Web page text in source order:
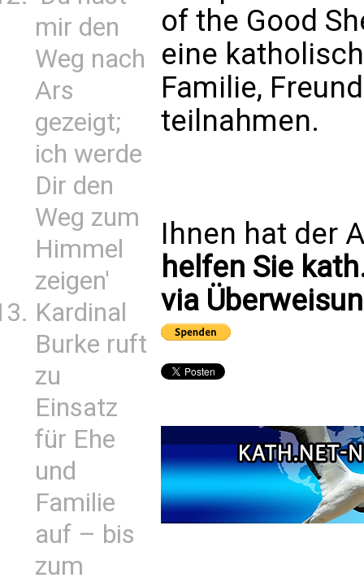
mir den
Weg nach
Ars
gezeigt;
ich werde
Dir den
Weg zum
Himmel
zeigen'
Kardinal
Burke ruft
zu
Einsatz
für Ehe
und
Familie
auf – bis
zum
of the Good
eine
Familie,
teilnahmen.
Ihnen hat der
helfen Sie
via